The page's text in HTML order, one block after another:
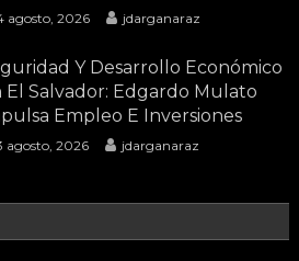
agosto, 2026 jdarganaraz
Y Desarrollo Económico
El Salvador: Edgardo Mulato
Empleo E Inversiones
agosto, 2026 jdarganaraz